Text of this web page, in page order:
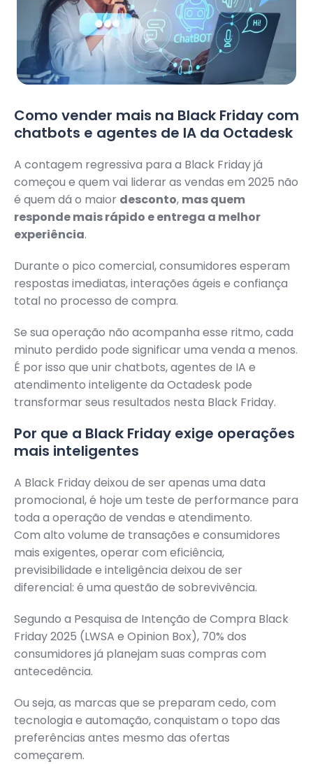
Como vender mais na Black Friday com
chatbots e agentes de IA da Octadesk
A contagem regressiva para a Black Friday já
começou e quem vai liderar as vendas em 2025 não
é quem dá o maior desconto, mas quem
responde mais rápido e entrega a melhor
experiência.
Durante o pico comercial, consumidores esperam
respostas imediatas, interações ágeis e confiança
total no processo de compra.
Se sua operação não acompanha esse ritmo, cada
minuto perdido pode significar uma venda a menos.
É por isso que unir chatbots, agentes de IA e
atendimento inteligente da Octadesk pode
transformar seus resultados nesta Black Friday.
Por que a Black Friday exige operações
mais inteligentes
A Black Friday deixou de ser apenas uma data
promocional, é hoje um teste de performance para
toda a operação de vendas e atendimento.
Com alto volume de transações e consumidores
mais exigentes, operar com eficiência,
previsibilidade e inteligência deixou de ser
diferencial: é uma questão de sobrevivência.
Segundo a Pesquisa de Intenção de Compra Black
Friday 2025 (LWSA e Opinion Box), 70% dos
consumidores já planejam suas compras com
antecedência.
Ou seja, as marcas que se preparam cedo, com
tecnologia e automação, conquistam o topo das
preferências antes mesmo das ofertas
começarem.